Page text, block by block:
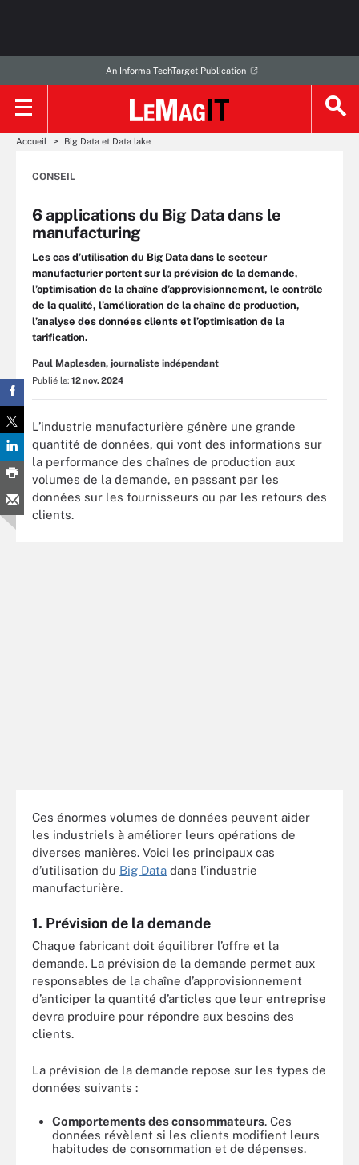
An Informa TechTarget Publication
Accueil Big Data et Data lake
CONSEIL
6 applications du Big Data dans le
manufacturing
Les cas d’utilisation du Big Data dans le secteur
manufacturier portent sur la prévision de la demande,
l’optimisation de la chaîne d’approvisionnement, le contrôle
de la qualité, l’amélioration de la chaîne de production,
l’analyse des données clients et l’optimisation de la
tarification.
Paul Maplesden, journaliste indépendant
Publié le: 12 nov. 2024
L’industrie manufacturière génère une grande
quantité de données, qui vont des informations sur
la performance des chaînes de production aux
volumes de la demande, en passant par les
données sur les fournisseurs ou par les retours des
clients.
Ces énormes volumes de données peuvent aider
les industriels à améliorer leurs opérations de
diverses manières. Voici les principaux cas
d’utilisation du Big Data dans l’industrie
manufacturière.
1. Prévision de la demande
Chaque fabricant doit équilibrer l’offre et la
demande. La prévision de la demande permet aux
responsables de la chaîne d’approvisionnement
d’anticiper la quantité d’articles que leur entreprise
devra produire pour répondre aux besoins des
clients.
La prévision de la demande repose sur les types de
données suivants :
Comportements des consommateurs. Ces
données révèlent si les clients modifient leurs
habitudes de consommation et de dépenses.